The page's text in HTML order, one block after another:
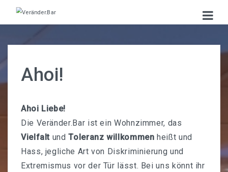
VERANSTALTUNGEN
Kalender
Kostenlose Politische Workshops In Der Veränder.Bar
Diskurs.Kino
Ahoi!
Ahoi Liebe!
Die Veränder.Bar ist ein Wohnzimmer, das
Vielfalt undToleranz willkommenheißt und
Hass, jegliche Art von Diskriminierung und
Extremismus vor der Tür lässt. Bei uns könnt ihr